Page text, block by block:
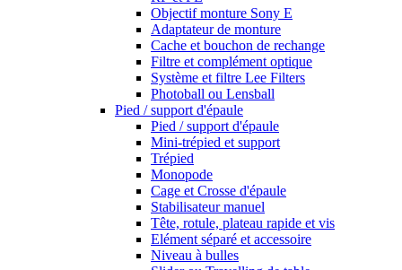
Objectif monture Sony E
Adaptateur de monture
Cache et bouchon de rechange
Filtre et complément optique
Système et filtre Lee Filters
Photoball ou Lensball
Pied / support d'épaule
Pied / support d'épaule
Mini-trépied et support
Trépied
Monopode
Cage et Crosse d'épaule
Stabilisateur manuel
Tête, rotule, plateau rapide et vis
Elément séparé et accessoire
Niveau à bulles